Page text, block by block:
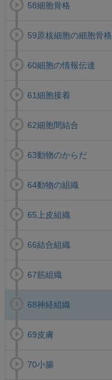
58細胞骨格
59原核細胞の細胞骨格
60細胞の情報伝達
61細胞接着
62細胞間結合
63動物のからだ
64動物の組織
65上皮組織
66結合組織
67筋組織
68神経組織
69皮膚
70小腸